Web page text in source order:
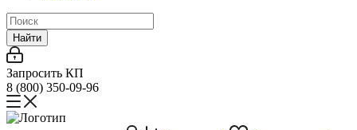
Найти
Запросить КП
8 (800) 350-09-96